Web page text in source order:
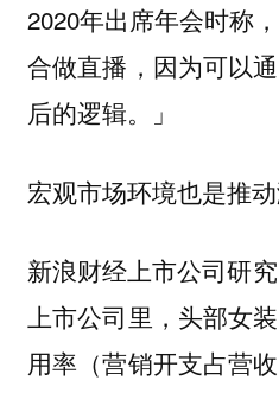
2020年出席年会时称
合做直播，因为可以
后的逻辑。」
宏观市场环境也是推
新浪财经上市公司研
上市公司里，头部女
用率（营销开支占营